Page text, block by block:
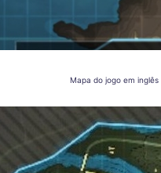
Mapa do jogo em inglês